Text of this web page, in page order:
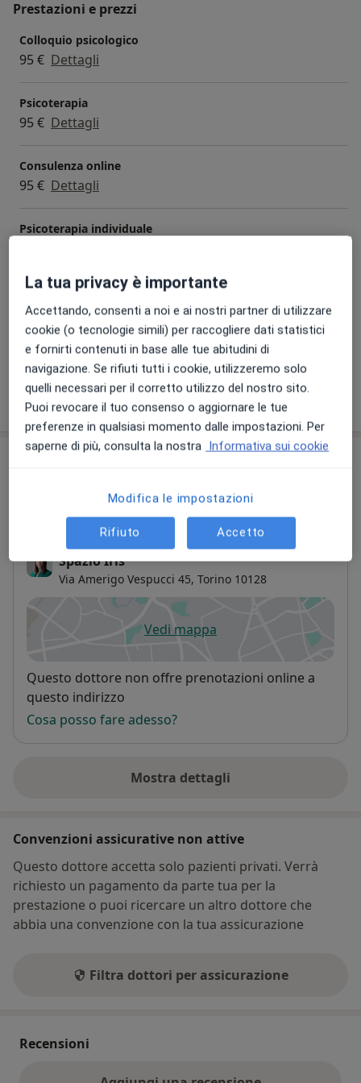
Prestazioni e prezzi
Colloquio psicologico
95 € Dettagli
Psicoterapia
95 € Dettagli
Consulenza online
95 € Dettagli
Psicoterapia individuale
Colloquio psicologico clinico
95 € Dettagli
+ 9 prestazioni
Come funzionano i prezzi?
Indirizzi (4)
Indirizzo 2 Indirizzo 3
Spazio Iris
Via Amerigo Vespucci 45, Torino 10128
Vedi mappasi apre in una nuova scheda
Disponibilità
Questo dottore non offre prenotazioni online a
questo indirizzo
Cosa posso fare adesso?
Mostra dettagli
sull'indirizzo
Convenzioni assicurative non attive
Questo dottore accetta solo pazienti privati. Verrà
richiesto un pagamento da parte tua per la
prestazione o puoi ricercare un altro dottore che
abbia una convenzione con la tua assicurazione
Filtra dottori per assicurazione
Recensioni
La tua privacy è importante
Accettando, consenti a noi e ai nostri partner di utilizzare
cookie (o tecnologie simili) per raccogliere dati statistici
e fornirti contenuti in base alle tue abitudini di
navigazione. Se rifiuti tutti i cookie, utilizzeremo solo
quelli necessari per il corretto utilizzo del nostro sito.
Puoi revocare il tuo consenso o aggiornare le tue
preferenze in qualsiasi momento dalle impostazioni. Per
saperne di più, consulta la nostra Informativa sui cookie
Modifica le impostazioni
Rifiuto Accetto